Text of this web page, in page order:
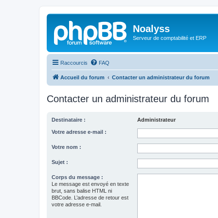
Noalyss
Serveur de comptabilité et ERP
Raccourcis FAQ
Accueil du forum Contacter un administrateur du forum
Contacter un administrateur du forum
Destinataire : Administrateur
Votre adresse e-mail :
Votre nom :
Sujet :
Corps du message :
Le message est envoyé en texte
brut, sans balise HTML ni
BBCode. L’adresse de retour est
votre adresse e-mail.